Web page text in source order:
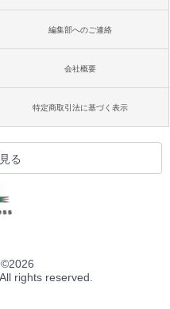
編集部へのご連絡
会社概要
特定商取引法に基づく表示
る
©2026
rights reserved.